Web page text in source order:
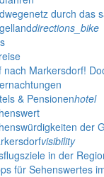
durch das
directions_bike
nach Markersdorf!
& Pensionenhotel
der
visibility
in der
für Sehenswertes